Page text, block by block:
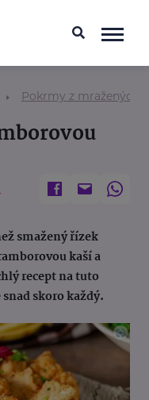
Pokrmy z mražených
smažený řízek
kaší a
recept na tuto
skoro každý.